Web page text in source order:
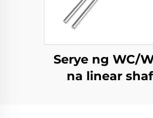
Serye ng WC/
na linear